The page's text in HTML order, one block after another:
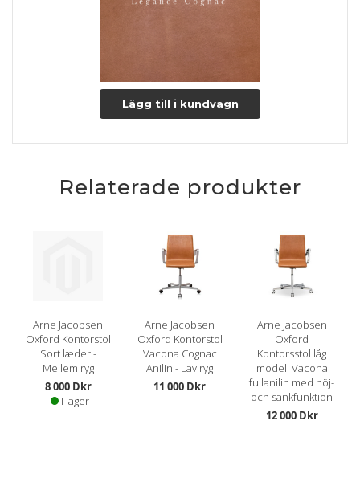
Som udgangspunkt er det ikke nødvendigt at behandle
Lägg till i kundvagn
Relaterade produkter
Arne Jacobsen
Oxford Kontorstol
Sort læder -
Mellem ryg
8 000 Dkr
I lager
Arne Jacobsen
Oxford Kontorstol
Vacona Cognac
Anilin - Lav ryg
11 000 Dkr
Arne Jacobsen
Oxford
Kontorsstol låg
modell Vacona
fullanilin med höj-
och sänkfunktion
12 000 Dkr